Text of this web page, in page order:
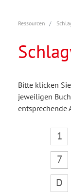
Ressourcen
Bitte klicken
jeweiligen
entsprechende
1
7
D